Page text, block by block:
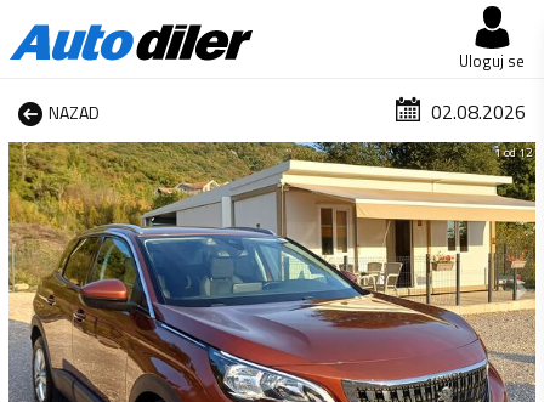
Uloguj se
NAZAD 02.08.2026
1 od 12